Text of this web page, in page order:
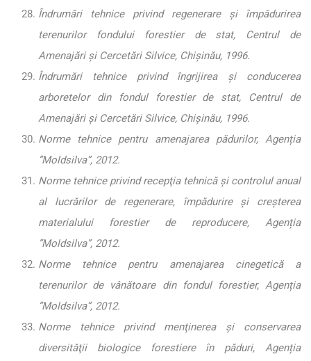
Îndrumări tehnice privind regenerare şi împădurirea
terenurilor fondului forestier de stat, Centrul de
Amenajări şi Cercetări Silvice, Chişinău, 1996.
Îndrumări tehnice privind îngrijirea şi conducerea
arboretelor din fondul forestier de stat, Centrul de
Amenajări şi Cercetări Silvice, Chişinău, 1996.
Norme tehnice pentru amenajarea pădurilor, Agenția
”Moldsilva”, 2012.
Norme tehnice privind recepţia tehnică şi controlul anual
al lucrărilor de regenerare, împădurire şi creşterea
materialului forestier de reproducere, Agenția
”Moldsilva”, 2012.
Norme tehnice pentru amenajarea cinegetică a
terenurilor de vânătoare din fondul forestier, Agenția
”Moldsilva”, 2012.
Norme tehnice privind menţinerea şi conservarea
diversităţii biologice forestiere în păduri, Agenția